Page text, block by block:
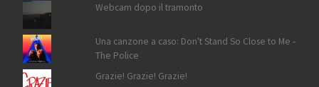
Webcam dopo il tramonto
Una canzone a caso: Don't Stand So Close to Me -
The Police
Grazie! Grazie! Grazie!